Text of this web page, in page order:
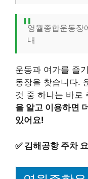
영월종합운동장
내
운동과 여가를 즐
동장을 찾습니다.
것 중 하나는 바로
을 알고 이용하면
있어요!
✅ 김해공항 주차